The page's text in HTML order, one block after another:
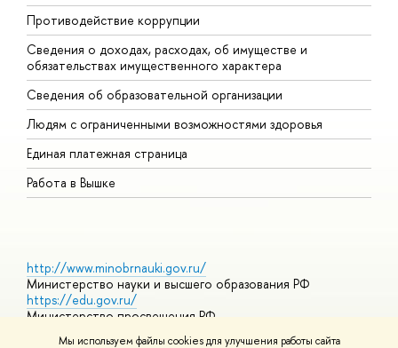
Мы используем файлы cookies для улучшения работы сайта
Противодействие коррупции
Сведения о доходах, расходах, об имуществе и
обязательствах имущественного характера
Сведения об образовательной организации
Людям с ограниченными возможностями здоровья
Единая платежная страница
Работа в Вышке
http://www.minobrnauki.gov.ru/
Министерство науки и высшего образования РФ
https://edu.gov.ru/
Министерство просвещения РФ